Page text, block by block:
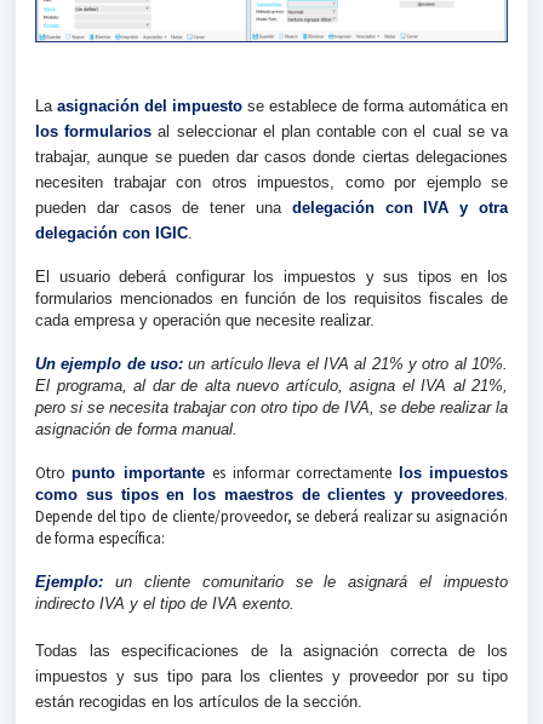
La asignación del impuesto se establece de forma automática en
los formularios al seleccionar el plan contable con el cual se va
trabajar, aunque se pueden dar casos donde ciertas delegaciones
necesiten trabajar con otros impuestos, como por ejemplo se
pueden dar casos de tener una delegación con IVA y otra
delegación con IGIC.
El usuario deberá configurar los impuestos y sus tipos en los
formularios mencionados en función de los requisitos fiscales de
cada empresa y operación que necesite realizar.
Un ejemplo de uso: un artículo lleva el IVA al 21% y otro al 10%.
El programa, al dar de alta nuevo artículo, asigna el IVA al 21%,
pero si se necesita trabajar con otro tipo de IVA, se debe realizar la
asignación de forma manual.
Otropunto importante es informar correctamente
los impuestos
como sus tipos en los maestros de clientes y proveedores.
Depende del tipo de cliente/proveedor, se deberá realizar su asignación
de forma específica:
Ejemplo: un cliente comunitario se le asignará el impuesto
indirecto IVA y el tipo de IVA exento.
Todas las especificaciones de la asignación correcta de los
impuestos y sus tipo para los clientes y proveedor por su tipo
están recogidas en los artículos de la sección.